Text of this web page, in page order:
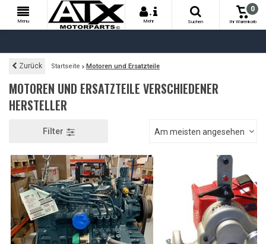
Menu
+
Mehr
Suchen
0
Ihr Warenkorb
Zurück Startseite Motoren und Ersatzteile
MOTOREN UND ERSATZTEILE VERSCHIEDENER
HERSTELLER
Filter Am meisten angesehen